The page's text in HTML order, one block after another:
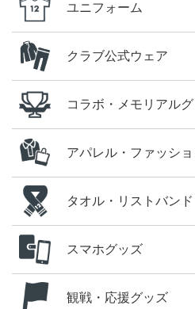
ユニフォーム
クラブ公式ウェア
コラボ・メモリアル
アパレル・ファッシ
タオル・リストバンド
スマホグッズ
観戦・応援グッズ